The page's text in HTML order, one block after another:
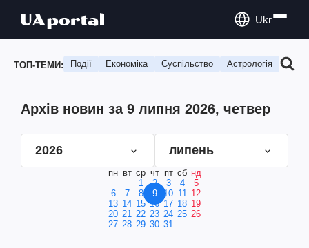
Ukr
ТОП-ТЕМИ: Події Економіка Суспільство Астрологія
Архів новин за 9 липня 2026, четвер
2026 липень
пн вт ср чт пт сб нд
1
2 3 4
5
6
7 8 9 10 11 12
13 14 15 16 17 18 19
20 21 22 23 24 25 26
27 28 29 30 31